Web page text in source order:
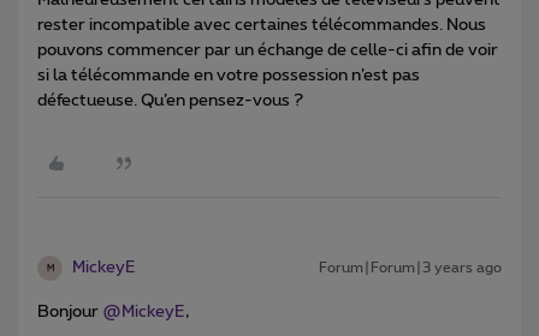
rester incompatible avec certaines télécommandes. Nous
pouvons commencer par un échange de celle-ci afin de voir
si la télécommande en votre possession n’est pas
défectueuse. Qu’en pensez-vous ?
M MickeyE Forum|Forum|3 years ago
Bonjour @MickeyE,